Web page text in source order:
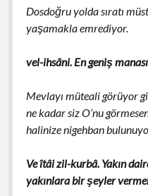
Dosdoğru yolda sıratı
yaşamakla emrediyor.
vel-ihsâni. En geniş
Mevlayı müteali görüyor
ne kadar siz O’nu
halinize nigehban
Ve îtâi zil-kurbâ. Yakın
yakınlara bir şeyler